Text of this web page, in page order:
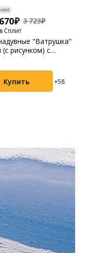
3 723
в Сплит
"Ватрушка"
рисунком) с
Купить +58